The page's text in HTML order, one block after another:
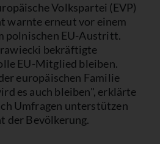
Volkspartei (EVP)
warnte erneut vor einem
polnischen EU-Austritt.
bekräftigte
EU-Mitglied bleiben.
europäischen Familie
es auch bleiben", erklärte
Umfragen unterstützen
der Bevölkerung.